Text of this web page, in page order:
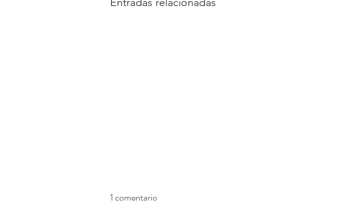
1 comentario